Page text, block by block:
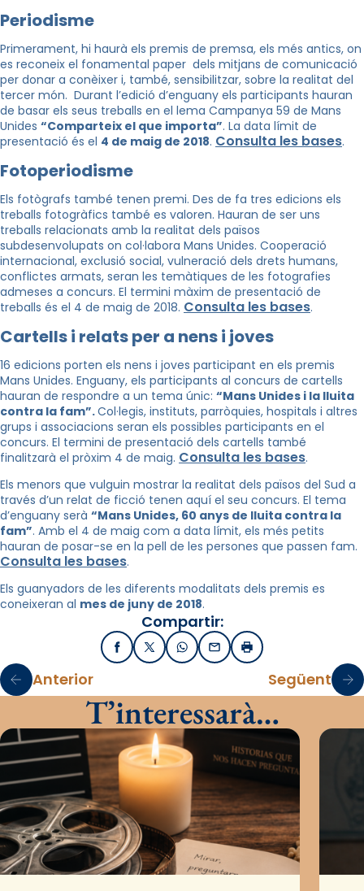
Periodisme
Primerament, hi haurà els premis de premsa, els més antics, on
es reconeix el fonamental paper dels mitjans de comunicació
per donar a conèixer i, també, sensibilitzar, sobre la realitat del
tercer món. Durant l’edició d’enguany els participants hauran
de basar els seus treballs en el lema Campanya 59 de Mans
Unides “Comparteix el que importa”. La data límit de
presentació és el 4 de maig de 2018. Consulta les bases.
Fotoperiodisme
Els fotògrafs també tenen premi. Des de fa tres edicions els
treballs fotogràfics també es valoren. Hauran de ser uns
treballs relacionats amb la realitat dels països
subdesenvolupats on col·labora Mans Unides. Cooperació
internacional, exclusió social, vulneració dels drets humans,
conflictes armats, seran les temàtiques de les fotografies
admeses a concurs. El termini màxim de presentació de
treballs és el 4 de maig de 2018. Consulta les bases.
Cartells i relats per a nens i joves
16 edicions porten els nens i joves participant en els premis
Mans Unides. Enguany, els participants al concurs de cartells
hauran de respondre a un tema únic: “Mans Unides i la lluita
contra la fam”.Col·legis, instituts, parròquies, hospitals i altres
grups i associacions seran els possibles participants en el
concurs. El termini de presentació dels cartells també
finalitzarà el pròxim 4 de maig. Consulta les bases.
Els menors que vulguin mostrar la realitat dels països del Sud a
través d’un relat de ficció tenen aquí el seu concurs. El tema
d’enguany serà “Mans Unides, 60 anys de lluita contra la
fam”. Amb el 4 de maig com a data límit, els més petits
hauran de posar-se en la pell de les persones que passen fam.
Consulta les bases.
Els guanyadors de les diferents modalitats dels premis es
coneixeran al mes de juny de 2018.
Compartir:
FacebookX / TwitterWhatsApp
EmailImprimir
Anterior Següent
T’interessarà…